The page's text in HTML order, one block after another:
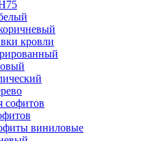
кровли
софитов
виниловые